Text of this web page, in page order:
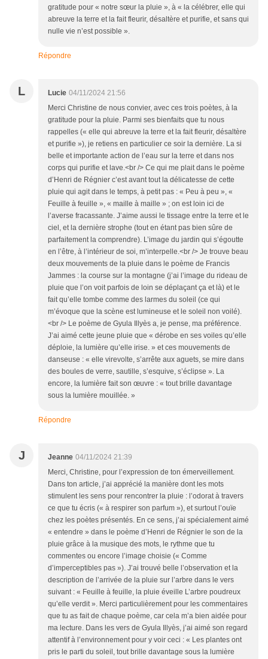
gratitude pour « notre sœur la pluie », à « la célébrer, elle qui
abreuve la terre et la fait fleurir, désaltère et purifie, et sans qui
nulle vie n’est possible ».
Répondre
L Lucie 04/11/2024 21:56
Merci Christine de nous convier, avec ces trois poètes, à la
gratitude pour la pluie. Parmi ses bienfaits que tu nous
rappelles (« elle qui abreuve la terre et la fait fleurir, désaltère
et purifie »), je retiens en particulier ce soir la dernière. La si
belle et importante action de l’eau sur la terre et dans nos
corps qui purifie et lave.<br /> Ce qui me plait dans le poème
d’Henri de Régnier c’est avant tout la délicatesse de cette
pluie qui agit dans le temps, à petit pas : « Peu à peu », «
Feuille à feuille », « maille à maille » ; on est loin ici de
l’averse fracassante. J’aime aussi le tissage entre la terre et le
ciel, et la dernière strophe (tout en étant pas bien sûre de
parfaitement la comprendre). L’image du jardin qui s’égoutte
en l’être, à l’intérieur de soi, m’interpelle.<br /> Je trouve beau
deux mouvements de la pluie dans le poème de Francis
Jammes : la course sur la montagne (j’ai l’image du rideau de
pluie que l’on voit parfois de loin se déplaçant ça et là) et le
fait qu’elle tombe comme des larmes du soleil (ce qui
m’évoque que la scène est lumineuse et le soleil non voilé).
<br /> Le poème de Gyula Illyès a, je pense, ma préférence.
J’ai aimé cette jeune pluie que « dérobe en ses voiles qu’elle
déploie, la lumière qu’elle irise. » et ces mouvements de
danseuse : « elle virevolte, s’arrête aux aguets, se mire dans
des boules de verre, sautille, s’esquive, s’éclipse ». La
encore, la lumière fait son œuvre : « tout brille davantage
sous la lumière mouillée. »
Répondre
J Jeanne 04/11/2024 21:39
Merci, Christine, pour l’expression de ton émerveillement.
Dans ton article, j’ai apprécié la manière dont les mots
stimulent les sens pour rencontrer la pluie : l’odorat à travers
ce que tu écris (« à respirer son parfum »), et surtout l’ouïe
chez les poètes présentés. En ce sens, j’ai spécialement aimé
« entendre » dans le poème d’Henri de Régnier le son de la
pluie grâce à la musique des mots, le rythme que tu
commentes ou encore l’image choisie (« Comme
d’imperceptibles pas »). J’ai trouvé belle l’observation et la
description de l’arrivée de la pluie sur l’arbre dans le vers
suivant : « Feuille à feuille, la pluie éveille L’arbre poudreux
qu’elle verdit ». Merci particulièrement pour les commentaires
que tu as fait de chaque poème, car cela m’a bien aidée pour
ma lecture. Dans les vers de Gyula Illyès, j’ai aimé son regard
attentif à l’environnement pour y voir ceci : « Les plantes ont
pris le parti du soleil, tout brille davantage sous la lumière